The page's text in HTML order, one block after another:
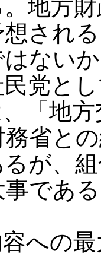
地方
され
ない
党と
「地方
省と
が、
であ
への最